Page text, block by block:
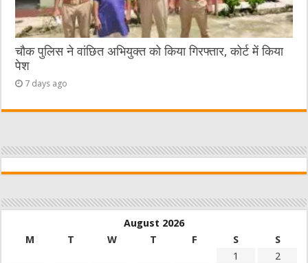
चौक पुलिस ने वांछित अभियुक्त को किया गिरफ्तार, कोर्ट में किया
पेश
7 days ago
August 2026
M
T W T F S
S
1
2